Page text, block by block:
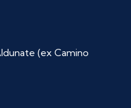
(ex Camino